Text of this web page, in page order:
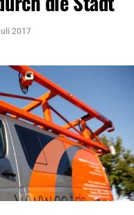
2017